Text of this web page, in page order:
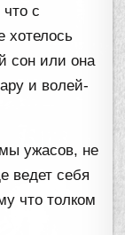
с
хотелось
сон или она
и волей-
ужасов, не
ведет себя
что толком